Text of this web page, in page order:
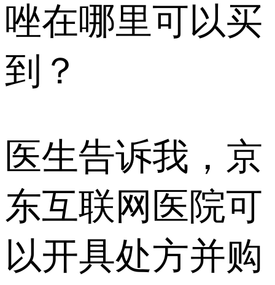
唑在哪里可以买
到？
医生告诉我，京
东互联网医院可
以开具处方并购